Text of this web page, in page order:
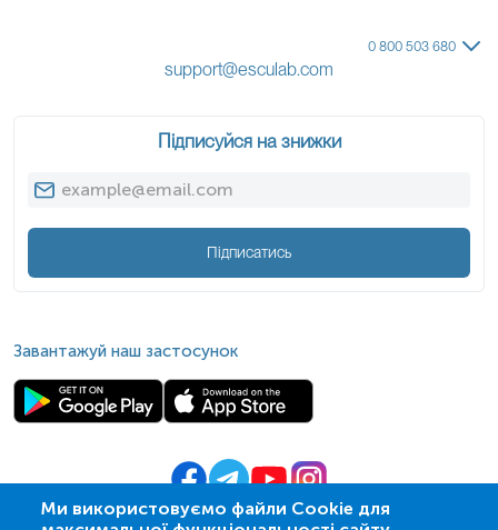
Ми використовуємо файли Cookie для
0 800 503 680
support@esculab.com
Підписуйся на знижки
Підписатись
Завантажуй наш застосунок